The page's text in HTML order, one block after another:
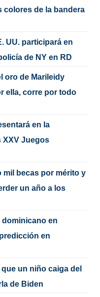
colores de la bandera
UU. participará en
de NY en RD
oro de Marileidy
ella, corre por todo
en la
XXV Juegos
becas por mérito y
un año a los
dominicano en
en
un niño caiga del
de Biden